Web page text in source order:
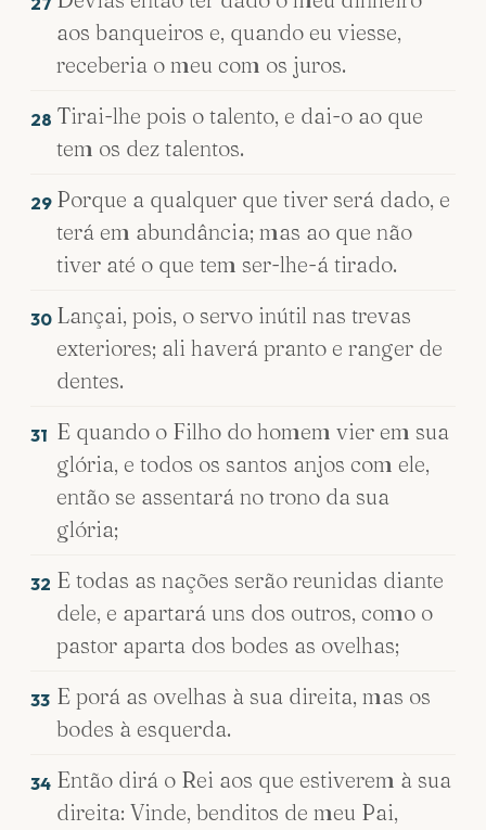
aos banqueiros e, quando eu viesse,
receberia o meu com os juros.
28 Tirai-lhe pois o talento, e dai-o ao que
tem os dez talentos.
29 Porque a qualquer que tiver será dado, e
terá em abundância; mas ao que não
tiver até o que tem ser-lhe-á tirado.
30 Lançai, pois, o servo inútil nas trevas
exteriores; ali haverá pranto e ranger de
dentes.
31 E quando o Filho do homem vier em sua
glória, e todos os santos anjos com ele,
então se assentará no trono da sua
glória;
32 E todas as nações serão reunidas diante
dele, e apartará uns dos outros, como o
pastor aparta dos bodes as ovelhas;
33 E porá as ovelhas à sua direita, mas os
bodes à esquerda.
34 Então dirá o Rei aos que estiverem à sua
direita: Vinde, benditos de meu Pai,